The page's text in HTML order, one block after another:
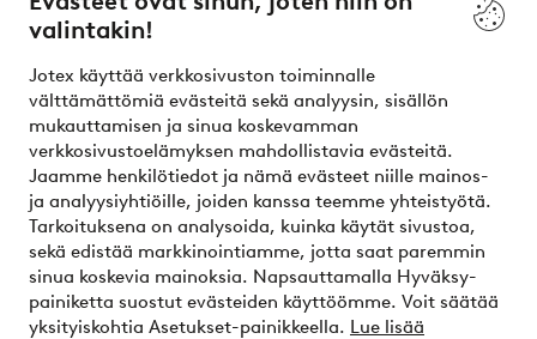
valintakin!
Jotex käyttää verkkosivuston toiminnalle
välttämättömiä evästeitä sekä analyysin, sisällön
mukauttamisen ja sinua koskevamman
verkkosivustoelämyksen mahdollistavia evästeitä.
Jaamme henkilötiedot ja nämä evästeet niille mainos-
ja analyysiyhtiöille, joiden kanssa teemme yhteistyötä.
Tarkoituksena on analysoida, kuinka käytät sivustoa,
sekä edistää markkinointiamme, jotta saat paremmin
sinua koskevia mainoksia. Napsauttamalla Hyväksy-
painiketta suostut evästeiden käyttöömme. Voit säätää
yksityiskohtia Asetukset-painikkeella. Lue lisää
Ehdot
Ystävät
Turvalliset maksut – maksa nyt tai erissä
Haluatko tietää lisää maksuvaihtoehdoistamme?
elpy